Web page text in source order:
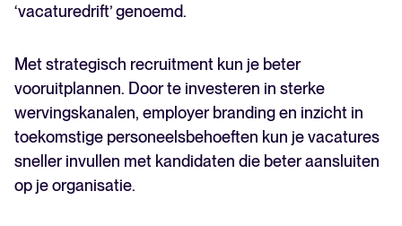
‘vacaturedrift’ genoemd.
Met strategisch recruitment kun je beter
vooruitplannen. Door te investeren in sterke
wervingskanalen, employer branding en inzicht in
toekomstige personeelsbehoeften kun je vacatures
sneller invullen met kandidaten die beter aansluiten
op je organisatie.